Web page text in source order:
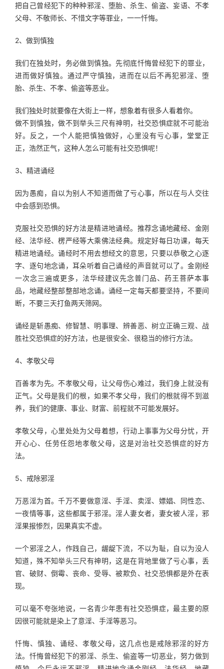
把自己曾经犯下的种种邪淫、堕胎、杀生、偷盗、妄语、不孝
父母、不敬师长、不惜文字等罪业，一一忏悔。
2、做到慎独
我们在独处时，务必做到慎独。先彻底忏悔曾经犯下的罪业，
进而做好慎独。通过严守慎独，进而在以后不再犯邪淫、堕
胎、杀生、不孝、偷盗等恶业。
我们独处时就要像在大街上一样，想象着有很多人看着你。
做不到慎独，做不到举头三尺有神明，社交恐惧症就不可能治
好。反之，一个人能把慎独做好，心里没有亏心事，堂堂正
正，浩然正气，这种人怎么可能有社交恐惧呢！
3、精进诵经
因为愚痴，自以为别人不知道而做了亏心事，所以在与人交往
中会感到恐惧。
克服社交恐惧的好方法是精进地诵经。推荐念诵地藏经、金刚
经、法华经、楞严经等大乘佛法经典。规定好每日功课，每天
精进地诵经。诵经时不用去想经文的意思，只要以恭敬之心逐
字、逐句地念诵，耳朵听着自己诵经的声音就可以了。金刚经
一次念三遍或更多，法华经建议先念普门品、药王菩萨本事
品，地藏经整部整部地念诵。诵经一定每天都要坚持，不要间
断，不要三天打鱼两天筛网。
诵经是斩愚痴、修智慧、明事理、辨善恶、树立正确三观、战
胜社交恐惧症的好方法，也是很安全、很稳当的修行方法。
4、孝敬父母
百善孝为先。不孝敬父母，让父母伤心难过，我们身上就没有
正气。父母是我们的根，如果不孝父母，我们的根就得不到滋
养，我们的健康、事业、财富、前程就不可能发展好。
孝敬父母，心里处处为父母着想，行动上事事为父母分忧，开
开心心、任劳任怨地孝敬父母，这是对治社交恐惧症的好方
法。
5、戒除邪淫
万恶淫为首。千万不要做意淫、手淫、卖淫、嫖娼、同性恋、
一夜情等事，这些都属于邪淫。淫人妻女者，妻女被人淫，邪
淫果报惨烈，因果真实不虚。
一个邪淫之人，作践自己，龌龊下流，不以为耻，自以为没人
知道，殊不知举头三尺有神明，这是在背地里做了亏心事，丢
官、破财、倒霉、丧命、受辱、被欺负、社交恐惧都是外在表
现。
可以毫不夸张地说，一名青少年患有社交恐惧症，最主要的原
因很可能就是染上了意淫、手淫等恶习。
忏悔、慎独、诵经、孝敬父母，这几点也是戒除邪淫的好方
法。忏悔曾经犯下的邪淫、杀生、偷盗等一切恶业，努力做到